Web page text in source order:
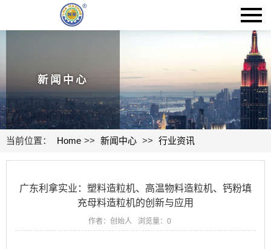
新闻中心
当前位置： Home >> 新闻中心 >> 行业资讯
广东利拿实业：塑料造粒机、高温物料造粒机、钙粉填
充母料造粒机的创新与应用
作者：创始人 浏览量： 0